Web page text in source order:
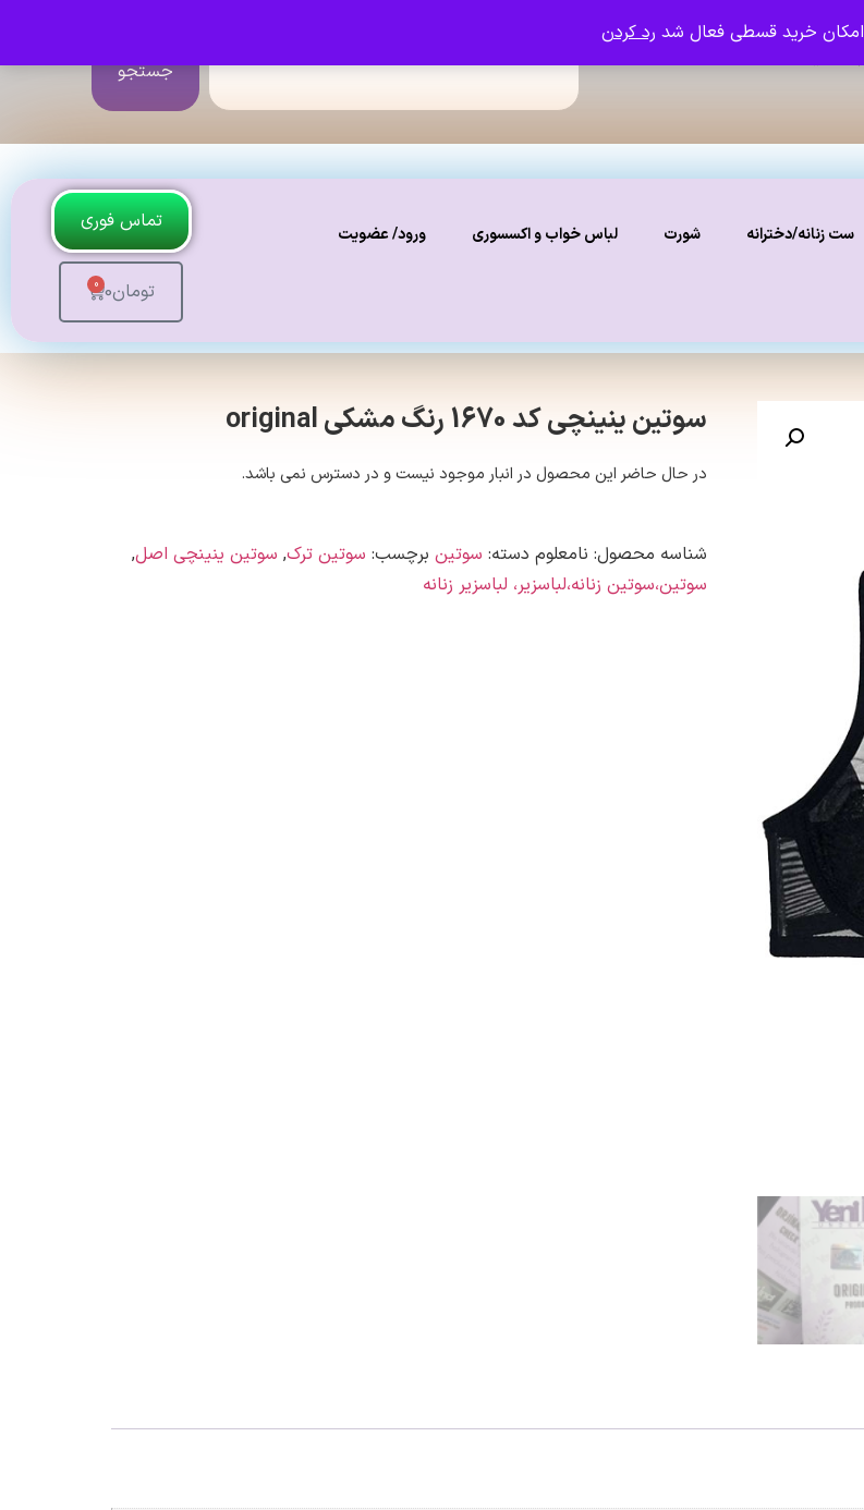
امکان خرید قسطی فعال شد رد کردن
جستجو
ست زنانه/دخترانه شورت لباس خواب و اکسسوری ورود/ عضویت
تماس فوری
تومان0
0
سوتین ینینچی کد 1670 رنگ مشکی original
در حال حاضر این محصول در انبار موجود نیست و در دسترس نمی باشد.
شناسه محصول: نامعلوم دسته: سوتین برچسب: سوتین ترک, سوتین ینینچی اصل,
سوتین،سوتین زنانه،لباسزیر، لباسزیر زنانه